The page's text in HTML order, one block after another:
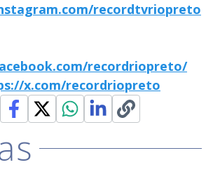
recordtvriopreto
recordriopreto/
x.com/recordriopreto